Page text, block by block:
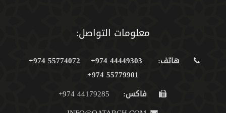
معلومات التواصل:
هاتف: 44449303 974+
55774072 974+
55779901 974+
فاكس: